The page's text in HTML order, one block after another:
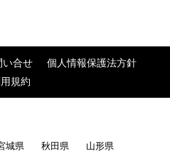
操作を妨害する行為
ク・システムを妨害する行為
為
迫、いやがらせ、その他経済的
い合せ
個人情報保護法方針
規約
城県 秋田県
山形県